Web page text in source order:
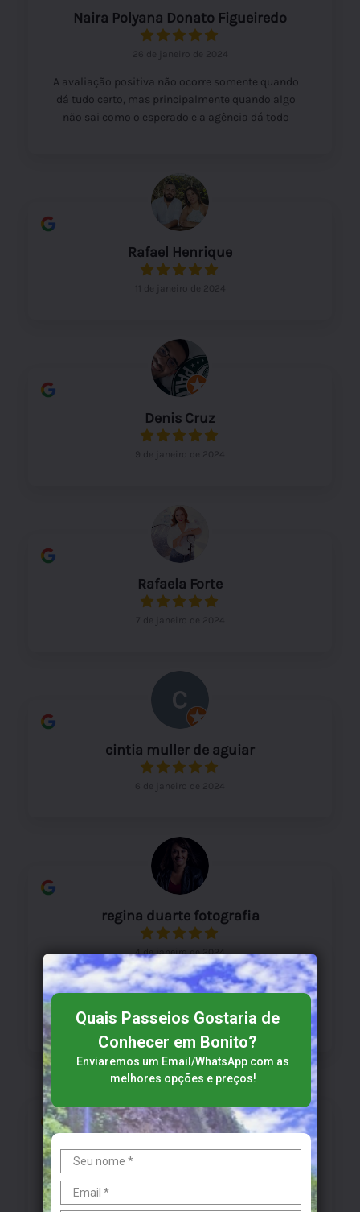
Naira Polyana Donato Figueiredo
26 de janeiro de 2024
A avaliação positiva não ocorre somente quando
dá tudo certo, mas principalmente quando algo
não sai como o esperado e a agência dá todo
passeios e ter a devolução do valor de volta sem
burocracias.
Rafael Henrique
11 de janeiro de 2024
Denis Cruz
9 de janeiro de 2024
Rafaela Forte
7 de janeiro de 2024
cintia muller de aguiar
6 de janeiro de 2024
regina duarte fotografia
4 de janeiro de 2024
Excelente atendimento! O Ivan se desdobrou
para atender nossos desejos e resolver todos os
problemas que tivemos na viagem!
Fabiula Novaes Vilas
Quais Passeios Gostaria de
Conhecer em Bonito?
Enviaremos um Email/WhatsApp​​​​ com as
melhores opções e preços!